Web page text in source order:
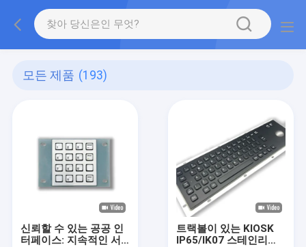
모든 제품 (193)
신뢰할 수 있는 공공 인
터페이스: 지속적인 서
트랙볼이 있는 KIOSK
IP65/IK07 스테인리스